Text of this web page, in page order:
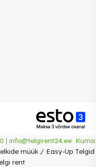
| info@telgirent24.ee Kuma
müük / Easy-Up Telgid
rent